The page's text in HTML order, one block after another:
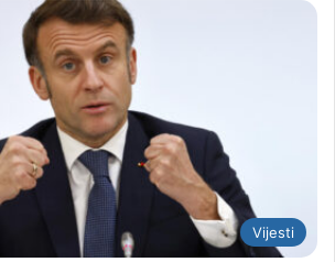
Vijesti